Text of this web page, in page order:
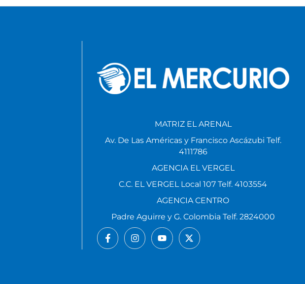
MATRIZ EL ARENAL
Av. De Las Américas y Francisco Ascázubi Telf.
4111786
AGENCIA EL VERGEL
C.C. EL VERGEL Local 107 Telf. 4103554
AGENCIA CENTRO
Padre Aguirre y G. Colombia Telf. 2824000